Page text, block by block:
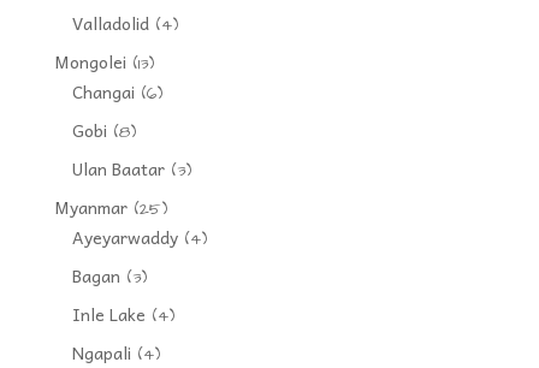
Valladolid(4)
Mongolei (13)
Changai (6)
Gobi (8)
Ulan Baatar(3)
Myanmar(25)
Ayeyarwaddy(4)
Bagan (3)
Inle Lake (4)
Ngapali (4)